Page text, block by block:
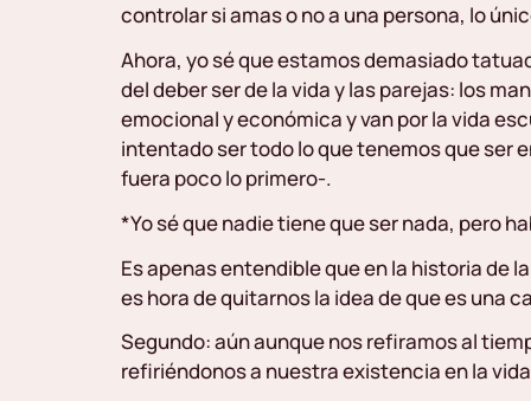
controlar si amas o no a una persona, lo
Ahora, yo sé que estamos demasiado
del deber ser de la vida y las parejas: los
emocional y económica y van por la vida
intentado ser todo lo que tenemos que ser
fuera poco lo primero-.
*Yo sé que nadie tiene que ser nada, pero
Es apenas entendible que en la historia de
es hora de quitarnos la idea de que es una
Segundo: aún aunque nos refiramos al
refiriéndonos a nuestra existencia en la